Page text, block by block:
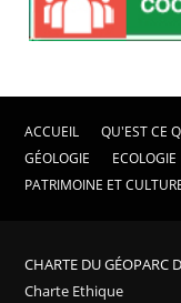
ACCUEIL QU'EST CE
GÉOLOGIE
ECOLOGIE
PATRIMOINE ET
CHARTE DU GÉOPARC
Charte Ethique